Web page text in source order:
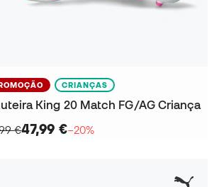
CRIANÇAS
King 20 Match FG/AG Criança
€47,99 €−20%